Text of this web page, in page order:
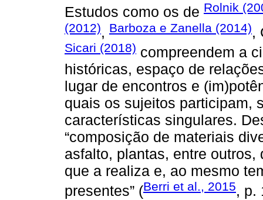
Estudos como os de Rolnik
(2012), Barboza e Zanella (2014),
Sicari (2018) compreendem a
históricas, espaço de
lugar de encontros e
quais os sujeitos participam,
características singulares.
“composição de materiais
asfalto, plantas, entre
que a realiza e, ao mesmo
presentes” (Berri et al., 2015, p.